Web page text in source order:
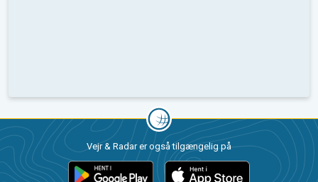
Vejr & Radar er også tilgængelig på